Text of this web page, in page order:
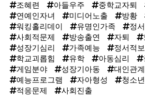
조혜련 아들우주 중학교자퇴
연예인자녀
미디어노출 방황
워킹홀리데이
유명인가족
정
사회적문제
방송출연 자퇴
성장기심리
가족예능 정서적
학교괴롭힘
유학 아동심리
게임분야
성장기아동
대인관계
예능프로그램
자아형성
청소
적응문제
사회진출